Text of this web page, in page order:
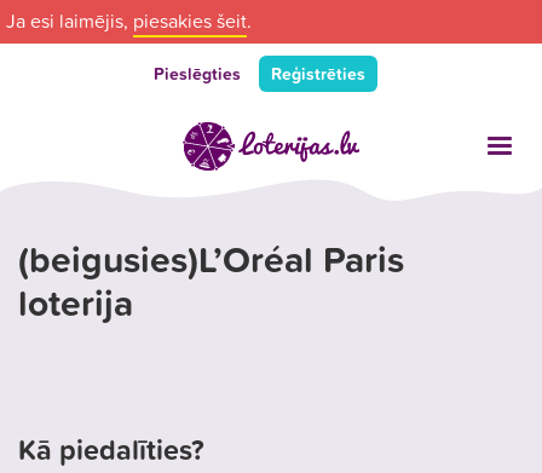
Ja esi laimējis, piesakies šeit.
Pieslēgties Reģistrēties
(beigusies)L’Oréal Paris
loterija
Kā piedalīties?